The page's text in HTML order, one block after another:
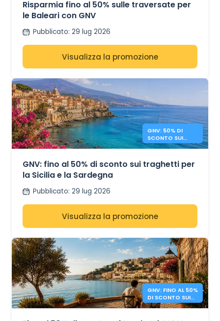
Risparmia fino al 50% sulle traversate per
le Baleari con GNV
Pubblicato: 29 lug 2026
Visualizza la promozione
GNV: 50% DI
SCONTO SUI
TRAGHETTI
SARDEGNA
GNV: fino al 50% di sconto sui traghetti per
la Sicilia e la Sardegna
Pubblicato: 29 lug 2026
Visualizza la promozione
GNV: FINO AL 50%
DI SCONTO SUI
TRAGHETTI